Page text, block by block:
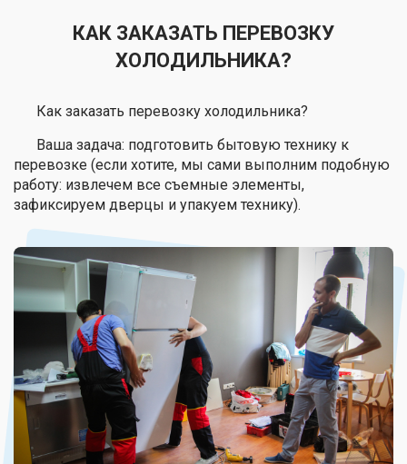
КАК ЗАКАЗАТЬ ПЕРЕВОЗКУ
ХОЛОДИЛЬНИКА?
Как заказать перевозку холодильника?
Ваша задача: подготовить бытовую технику к
перевозке (если хотите, мы сами выполним подобную
работу: извлечем все съемные элементы,
зафиксируем дверцы и упакуем технику).